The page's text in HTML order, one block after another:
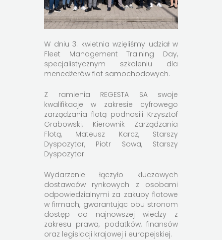
W dniu 3. kwietnia wzięliśmy udział w
Fleet Management Training Day,
specjalistycznym szkoleniu dla
menedżerów flot samochodowych.
Z ramienia REGESTA SA swoje
kwalifikacje w zakresie cyfrowego
zarządzania flotą podnosili Krzysztof
Grabowski, Kierownik Zarządzania
Flotą, Mateusz Karcz, Starszy
Dyspozytor, Piotr Sowa, Starszy
Dyspozytor.
Wydarzenie łączyło kluczowych
dostawców rynkowych z osobami
odpowiedzialnymi za zakupy flotowe
w firmach, gwarantując obu stronom
dostęp do najnowszej wiedzy z
zakresu prawa, podatków, finansów
oraz legislacji krajowej i europejskiej.